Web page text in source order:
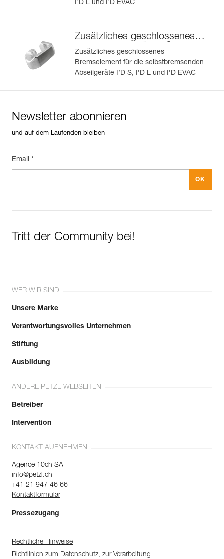
I’D L und I’D EVAC
Zusätzliches geschlossenes
Bremselement für I'D
Zusätzliches geschlossenes
Bremselement für die selbstbremsenden
Abseilgeräte I’D S, I’D L und I’D EVAC
Newsletter abonnieren
und auf dem Laufenden bleiben
Email *
Tritt der Community bei!
WER WIR SIND
Unsere Marke
Verantwortungsvolles Unternehmen
Stiftung
Ausbildung
ANDERE PETZL WEBSEITEN
Betreiber
Intervention
KONTAKT AUFNEHMEN
Agence 10ch SA
info@petzl.ch
+41 21 947 46 66
Kontaktformular
Pressezugang
Rechtliche Hinweise
Richtlinien zum Datenschutz, zur Verarbeitung